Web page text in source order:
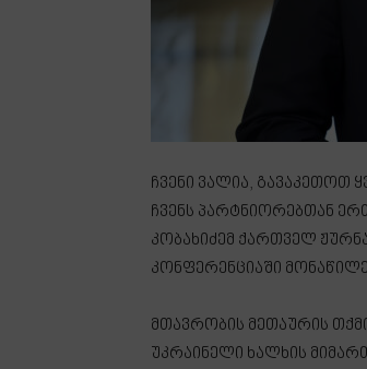
ჩვენი ვალია, გავაკეთოთ
ჩვენს პარტნიორებთან
კობახიძემ ქართველ
კონფერენციაში
მთავრობის მეთაურის
უკრაინელი ხალხის